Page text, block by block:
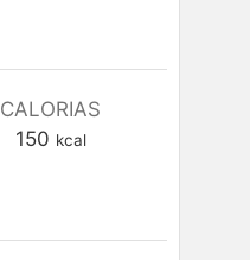
CALORIAS
150 kcal